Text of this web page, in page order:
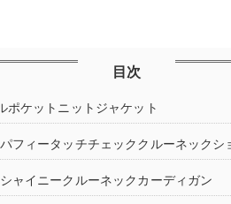
目次
ポケットニットジャケット
フィータッチチェッククルーネックシ
ャイニークルーネックカーディガン